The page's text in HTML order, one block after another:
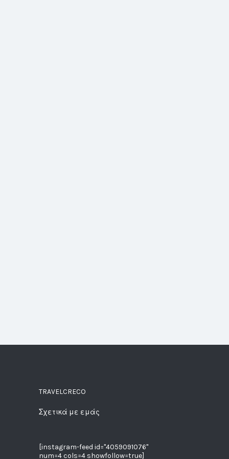
TRAVELCRECO
Σχετικά με εμάς
[instagram-feed id="4059091076"
num=4 cols=4 showfollow=true]